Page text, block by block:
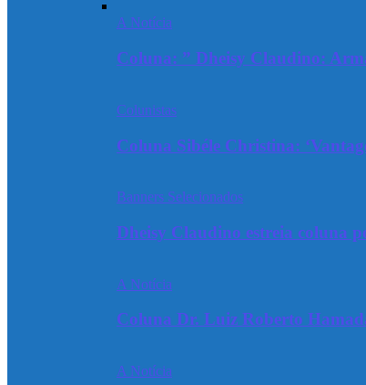
A Notícia
Coluna: ” Dheisy Claudino:
Colunistas
Coluna Sibéle Christina:
Banners Selecionados
Dheisy Claudino estreia coluna
A Notícia
Coluna Dr. Luiz Roberto
A Notícia